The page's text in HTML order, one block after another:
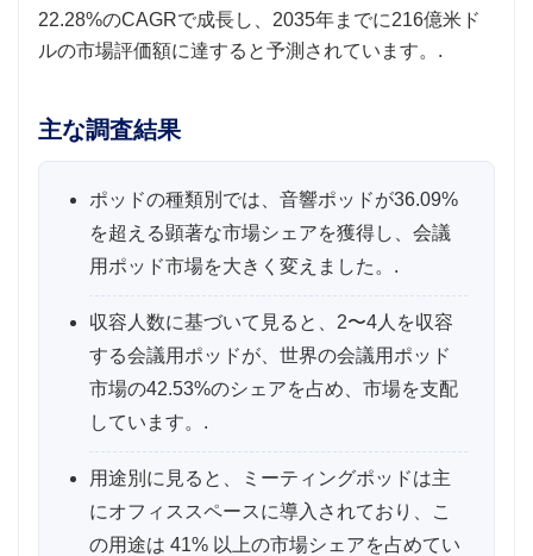
22.28%のCAGRで成長し、2035年までに216億米ド
ルの市場評価額に達すると予測されています。.
主な調査結果
ポッドの種類別では、音響ポッドが36.09%
を超える顕著な市場シェアを獲得し、会議
用ポッド市場を大きく変えました。.
収容人数に基づいて見ると、2〜4人を収容
する会議用ポッドが、世界の会議用ポッド
市場の42.53%のシェアを占め、市場を支配
しています。.
用途別に見ると、ミーティングポッドは主
にオフィススペースに導入されており、こ
の用途は 41% 以上の市場シェアを占めてい